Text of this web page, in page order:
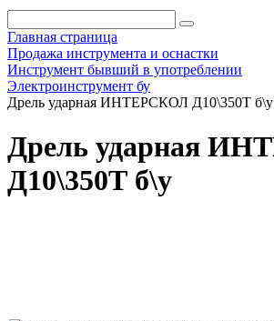
Главная страница
Продажа инструмента и оснастки
Инструмент бывший в употреблении
Электроинструмент бу
Дрель ударная ИНТЕРСКОЛ Д10\350Т б\у
Дрель ударная
Д10\350Т б\у